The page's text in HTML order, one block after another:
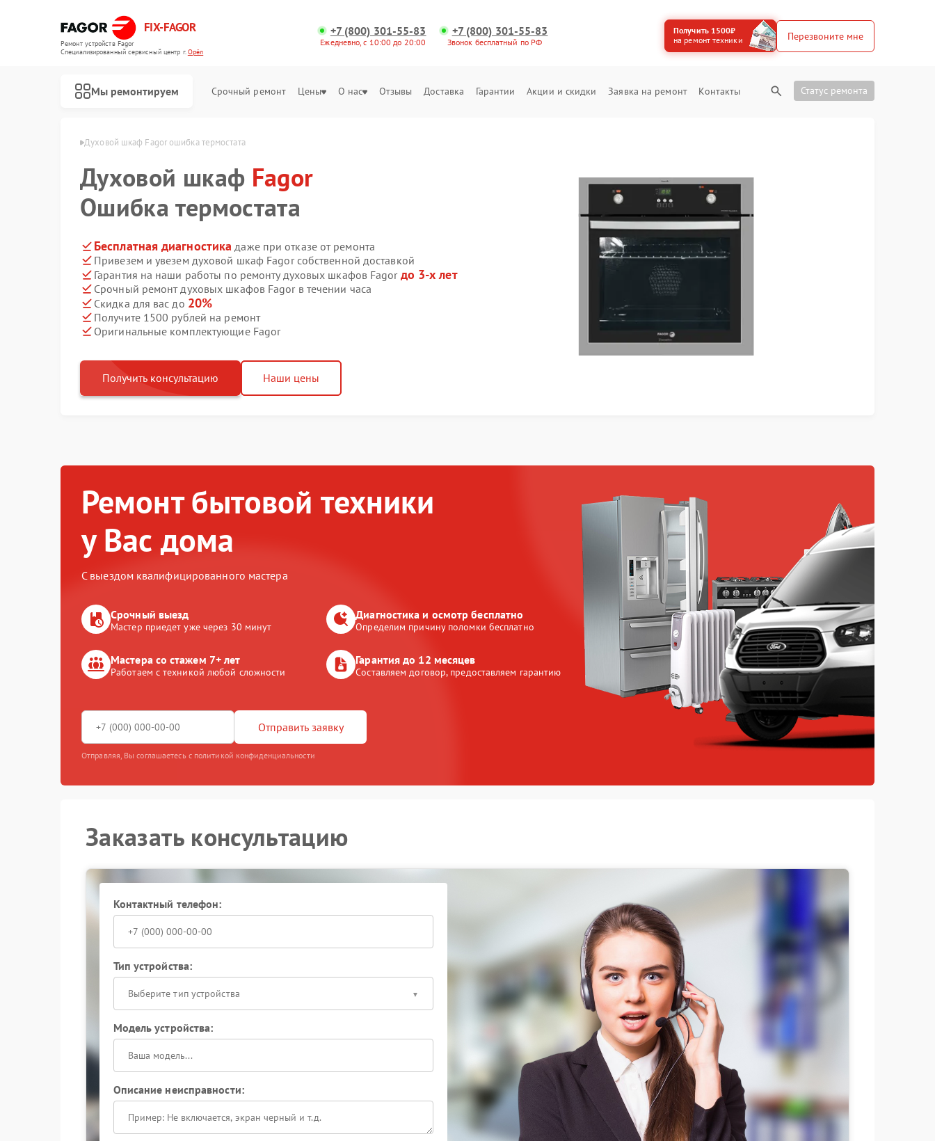
FIX-FAGOR
Ремонт устройств Fagor
Специализированный cервисный центр г.Орёл
+7 (800) 301-55-83
Ежедневно, с 10:00 до 20:00
+7 (800) 301-55-83
Звонок бесплатный по РФ
Получить 1500₽
на ремонт техники
Перезвоните мне
Мы ремонтируем Срочный ремонт Цены О нас Отзывы Доставка Гарантии Акции и скидки Заявка на ремонт Контакты Статус ремонта
Fagor в Орле Духовой шкаф Fagor ошибка термостата
Духовой шкаф Fagor
Ошибка термостата
Бесплатная диагностика даже при отказе от ремонта
Привезем и увезем духовой шкаф Fagor собственной доставкой
Гарантия на наши работы по ремонту духовых шкафов Fagor до 3-х лет
Срочный ремонт духовых шкафов Fagor в течении часа
Скидка для вас до 20%
Получите 1500 рублей на ремонт
Оригинальные комплектующие Fagor
Получить консультацию Наши цены
Ремонт бытовой техники
у Вас дома
С выездом квалифицированного мастера
Срочный выезд
Мастер приедет уже через 30 минут
Диагностика и осмотр бесплатно
Определим причину поломки бесплатно
Мастера со стажем 7+ лет
Работаем с техникой любой сложности
Гарантия до 12 месяцев
Составляем договор, предоставляем гарантию
Отправить заявку
Отправляя, Вы соглашаетесь с политикой конфиденциальности
Заказать консультацию
Контактный телефон:
Тип устройства:
Выберите тип устройства
Модель устройства:
Описание неисправности: